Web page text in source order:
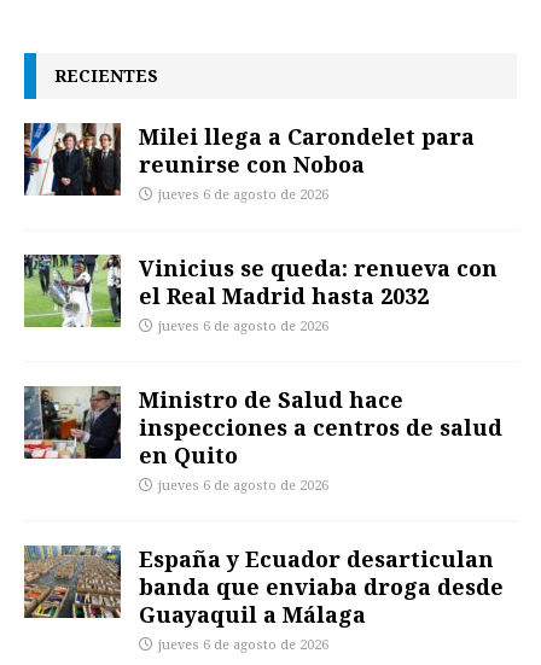
RECIENTES
Milei llega a Carondelet para
reunirse con Noboa
jueves 6 de agosto de 2026
Vinicius se queda: renueva con
el Real Madrid hasta 2032
jueves 6 de agosto de 2026
Ministro de Salud hace
inspecciones a centros de salud
en Quito
jueves 6 de agosto de 2026
España y Ecuador desarticulan
banda que enviaba droga desde
Guayaquil a Málaga
jueves 6 de agosto de 2026